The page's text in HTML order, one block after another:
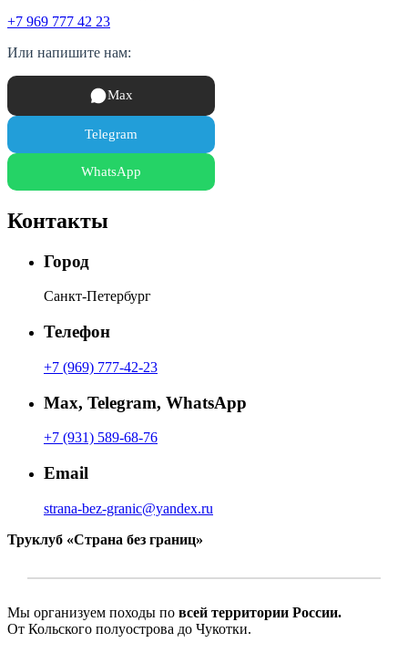
+7 969 777 42 23
Или напишите нам:
Max
Telegram
WhatsApp
Контакты
Город
Санкт-Петербург
Телефон
+7 (969) 777-42-23
Max, Telegram, WhatsApp
+7 (931) 589-68-76
Email
strana-bez-granic@yandex.ru
Труклуб «Страна без границ»
Мы организуем походы по всей территории России.
От Кольского полуострова до Чукотки.